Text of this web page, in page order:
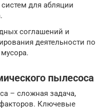
для абляции
соглашений и
деятельности по
пылесоса
– сложная задача,
Ключевые